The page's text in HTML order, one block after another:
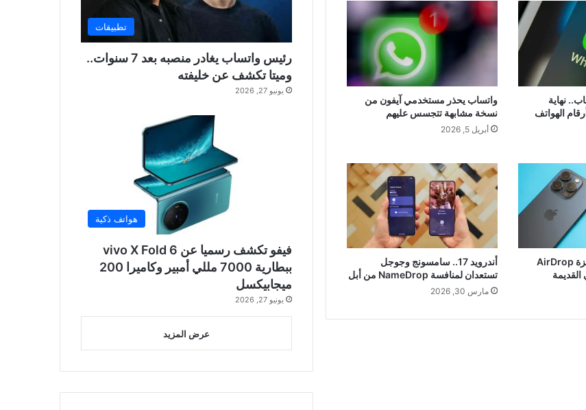
نهاية
الهواتف
واتساب يحذر مستخدمي آيفون من
نسخة مشابهة تتجسس عليهم
أبريل 5, 2026
مفاجأة سامسونج.. ميزة AirDrop
أندرويد 17.. سامسونج وجوجل
تستعدان لمنافسة NameDrop من أبل
مارس 30, 2026
تطبيقات
رئيس واتساب يغادر منصبه بعد 7 سنوات..
وميتا تكشف عن خليفته
يونيو 27, 2026
هواتف ذكية
فيفو تكشف رسميا عن vivo X Fold 6
ببطارية 7000 مللي أمبير وكاميرا 200
ميجابيكسل
يونيو 27, 2026
عرض المزيد